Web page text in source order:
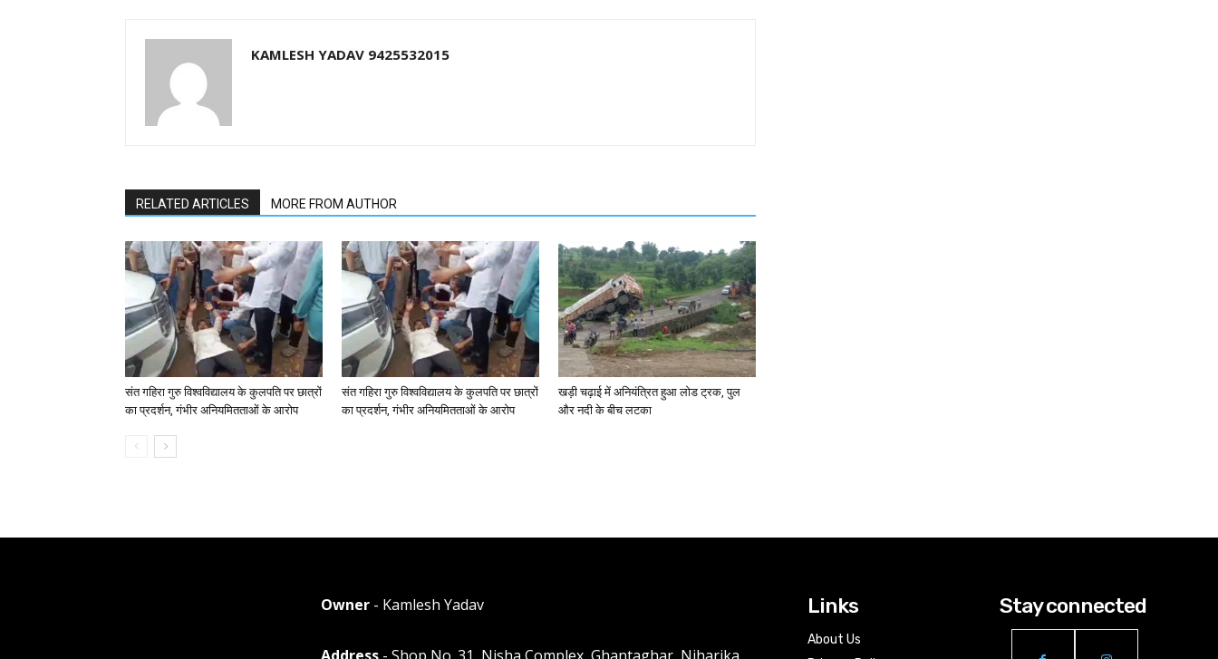
KAMLESH YADAV 9425532015
RELATED ARTICLES MORE FROM AUTHOR
संत गहिरा गुरु विश्वविद्यालय के कुलपति पर छात्रों
का प्रदर्शन, गंभीर अनियमितताओं के आरोप
संत गहिरा गुरु विश्वविद्यालय के कुलपति पर छात्रों
का प्रदर्शन, गंभीर अनियमितताओं के आरोप
खड़ी चढ़ाई में अनियंत्रित हुआ लोड ट्रक, पुल
और नदी के बीच लटका
Owner- Kamlesh Yadav Links
About Us
Stay connected